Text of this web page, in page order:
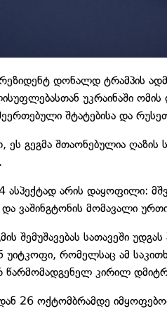
დონალდ ტრამპის
უკრაინაში ომის
შტატებისა და
ეს გეგმა შთაონებულია
ასპექტად არის დაყოფილი:
ვაშინგტონის მომავალი
შემუშავებას სათავეში
უიტკოფი, რომელსაც ამ
წარმომადგენელ კირილ
დან 26 ოქტომბრამდე